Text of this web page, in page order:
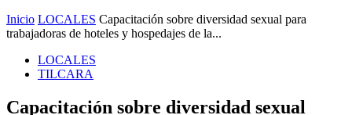
Inicio LOCALES Capacitación sobre diversidad sexual para
trabajadoras de hoteles y hospedajes de la...
LOCALES
TILCARA
Capacitación sobre diversidad sexual